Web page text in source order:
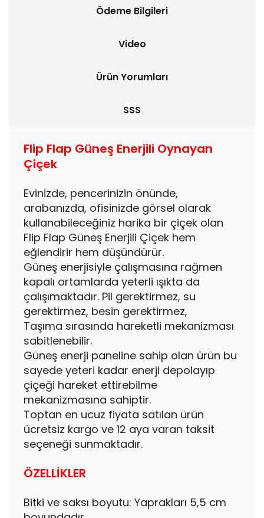
Ödeme Bilgileri
Video
Ürün Yorumları
SSS
Flip Flap Güneş Enerjili Oynayan
Çiçek
Evinizde, pencerinizin önünde,
arabanızda, ofisinizde görsel olarak
kullanabileceğiniz harika bir çiçek olan
Flip Flap Güneş Enerjili Çiçek hem
eğlendirir hem düşündürür.
Güneş enerjisiyle çalışmasına rağmen
kapalı ortamlarda yeterli ışıkta da
çalışımaktadır. Pil gerektirmez, su
gerektirmez, besin gerektirmez,
Taşıma sırasında hareketli mekanizması
sabitlenebilir.
Güneş enerji paneline sahip olan ürün bu
sayede yeteri kadar enerji depolayıp
çiçeği hareket ettirebilme
mekanizmasına sahiptir.
Toptan en ucuz fiyata satılan ürün
ücretsiz kargo ve 12 aya varan taksit
seçeneği sunmaktadır.
ÖZELLİKLER
Bitki ve saksı boyutu: Yaprakları 5,5 cm